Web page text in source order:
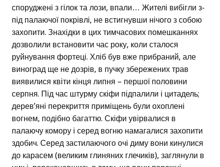
споруджені з гілок та лози, впали… Жителі вибігли з-
під палаючої покрівлі, не встигнувши нічого з собою
захопити. Знахідки в цих тимчасових помешканнях
дозволили встановити час року, коли сталося
руйнування фортеці. Хліб був вже прибраний, але
виноград ще не дозрів, в пучку збережених трав
виявилися квіти кінця липня – першої половини
серпня. Під час штурму скіфи підпалили і цитадель;
дерев’яні перекриття приміщень були охоплені
вогнем, подібно багаттю. Скіфи увірвалися в
палаючу комору і серед вогню намагалися захопити
здобич. Серед застилаючого очі диму вони кинулися
до карасем (великим глиняних глечиків), заглянули в